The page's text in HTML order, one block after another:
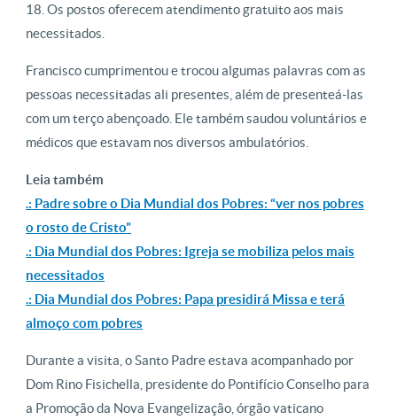
18. Os postos oferecem atendimento gratuito aos mais
necessitados.
Francisco cumprimentou e trocou algumas palavras com as
pessoas necessitadas ali presentes, além de presenteá-las
com um terço abençoado. Ele também saudou voluntários e
médicos que estavam nos diversos ambulatórios.
Leia também
.: Padre sobre o Dia Mundial dos Pobres: “ver nos pobres
o rosto de Cristo”
.: Dia Mundial dos Pobres: Igreja se mobiliza pelos mais
necessitados
.: Dia Mundial dos Pobres: Papa presidirá Missa e terá
almoço com pobres
Durante a visita, o Santo Padre estava acompanhado por
Dom Rino Fisichella, presidente do Pontifício Conselho para
a Promoção da Nova Evangelização, órgão vaticano